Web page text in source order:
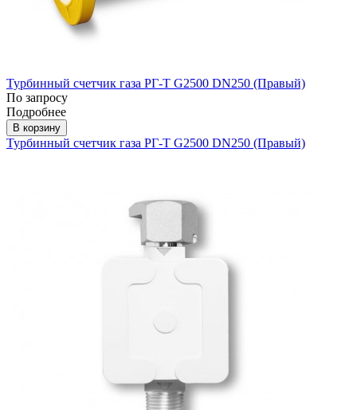
Турбинный счетчик газа РГ-Т G2500 DN250 (Правый)
По запросу
Подробнее
В корзину
Турбинный счетчик газа РГ-Т G2500 DN250 (Правый)